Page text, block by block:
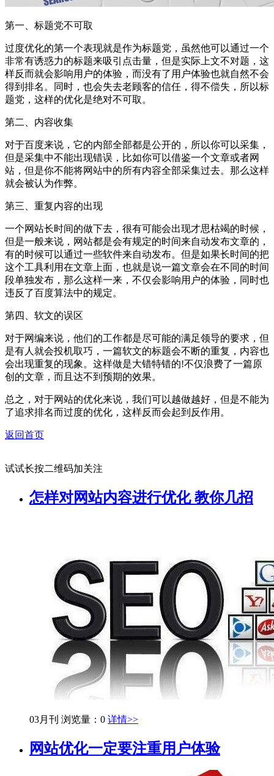
第一、标题党不可取
过度优化的第一个表现就是作为标题党，虽然他可以通过一个
非常有诱惑力的标题来吸引点击量，但是实际上文不对题，这
样反而就会影响用户的体验，而没有了用户体验也就自然不会
得到排名。同时，也会失去老顾客的信任，得不偿失，所以标
题党，这样的优化是绝对不可取。
第二、内容收集
对于百度来说，它的内部全部都是公开的，所以你可以采集，
但是采集中不能出现错误，比如你可以借鉴一个文章或者网
站，但是你不能将网站中的所有内容全部采集过去。那么这样
就会被认为作弊。
第三、重复内容的出现
一个网站长时间的做下去，很有可能会出现才思枯竭的时候，
但是一般来说，网站都是会有规定的时间来自动发布文章的，
有的时候可以通过一些软件来自动发布。但是如果长时间的把
这个工具利用在文章上面，也就是说一篇文章会在不同的时间
段单独发布，那么这样一来，不仅会影响用户的体验，同时也
违反了百度算法中的规定。
第四、软文的误区
对于网编来说，他们的工作都是尽可能的满足领导的要求，但
是有人就会投机取巧，一篇软文的标题会不断的重复，内容也
会出现重复的现象。这样做是大错特错的!不仅浪费了一篇原
创的文章，而且达不到预期的效果。
总之，对于网站的优化来说，我们可以越做越好，但是不能为
了追求排名而过度的优化，这样反而会起到反作用。
返回首页
试试长按二维码加关注
怎样对网站内容进行优化 教你几招
03月刊 浏览量：0 详情>>
网站优化一定要注重用户体验